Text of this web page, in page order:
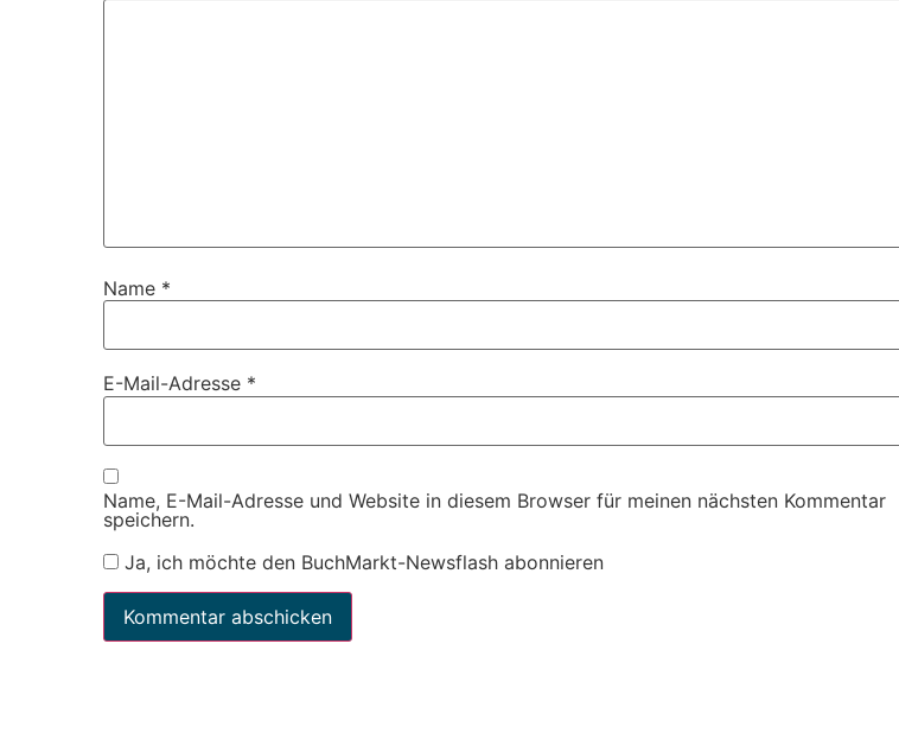
Name *
E-Mail-Adresse *
Name, E-Mail-Adresse und Website in diesem Browser für meinen nächsten Kommentar
speichern.
Ja, ich möchte den BuchMarkt-Newsflash abonnieren